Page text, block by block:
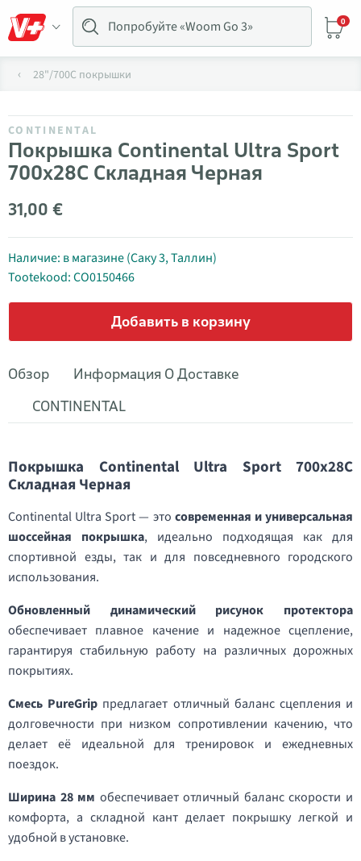
0
28"/700C покрышки
CONTINENTAL
Покрышка Continental Ultra Sport
700x28C Складная Черная
31,00 €
Наличие: в магазине (Саку 3, Таллин)
Tootekood: CO0150466
Добавить в корзину
Обзор
Информация О Доставке
CONTINENTAL
Покрышка Continental Ultra Sport 700x28C
Складная Черная
Continental Ultra Sport — это современная и универсальная
шоссейная покрышка, идеально подходящая как для
спортивной езды, так и для повседневного городского
использования.
Обновленный динамический рисунок протектора
обеспечивает плавное качение и надежное сцепление,
гарантируя стабильную работу на различных дорожных
покрытиях.
Смесь PureGrip предлагает отличный баланс сцепления и
долговечности при низком сопротивлении качению, что
делает её идеальной для тренировок и ежедневных
поездок.
Ширина 28 мм обеспечивает отличный баланс скорости и
комфорта, а складной кант делает покрышку легкой и
удобной в установке.